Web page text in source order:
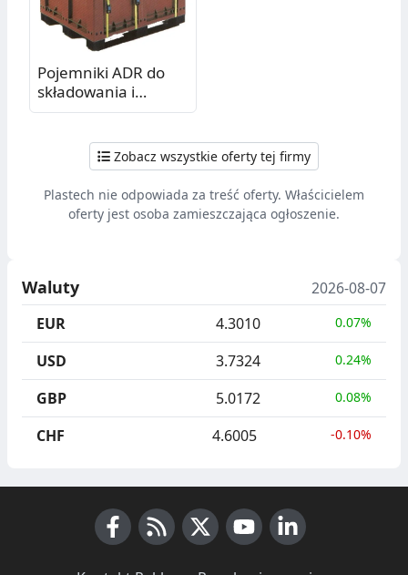
Pojemniki ADR do
składowania i
transportu zużytych
baterii - BudecoZobacz wszystkie oferty tej firmy
Plastech nie odpowiada za treść oferty. Właścicielem
oferty jest osoba zamieszczająca ogłoszenie.
Waluty
2026-08-07
EUR
4.3010 0.07%
USD 3.7324 0.24%
GBP 5.0172 0.08%
CHF 4.6005 -0.10%